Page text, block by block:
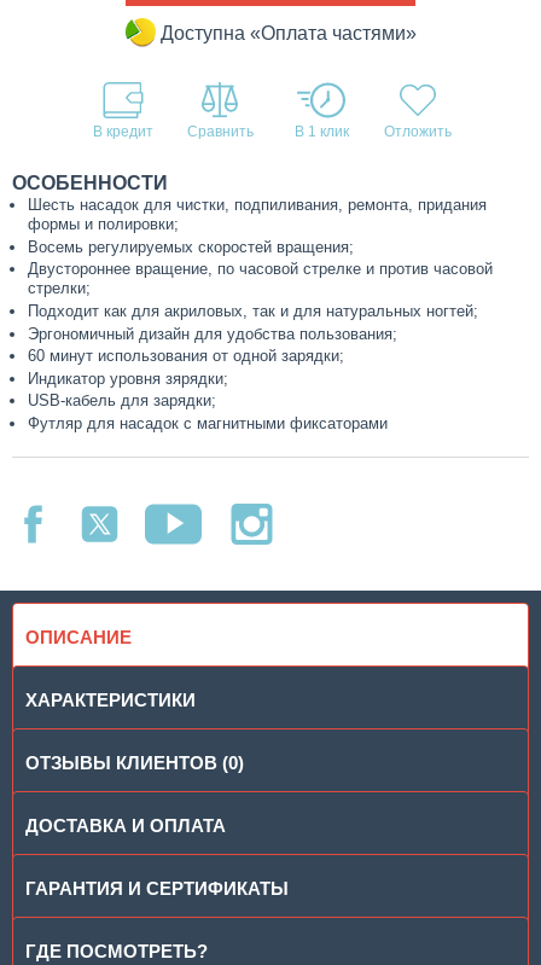
Доступна «Оплата частями»
В кредит В 1 клик
ОСОБЕННОСТИ
Шесть насадок для чистки, подпиливания, ремонта, придания
формы и полировки;
Восемь регулируемых скоростей вращения;
Двустороннее вращение, по часовой стрелке и против часовой
стрелки;
Подходит как для акриловых, так и для натуральных ногтей;
Эргономичный дизайн для удобства пользования;
60 минут использования от одной зарядки;
Индикатор уровня зярядки;
USB-кабель для зарядки;
Футляр для насадок с магнитными фиксаторами
ОПИСАНИЕ
ХАРАКТЕРИСТИКИ
ОТЗЫВЫ КЛИЕНТОВ (0)
ДОСТАВКА И ОПЛАТА
ГАРАНТИЯ И СЕРТИФИКАТЫ
ГДЕ ПОСМОТРЕТЬ?